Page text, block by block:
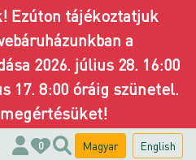
Ezúton tájékoztatjuk
a
2026. július 28. 16:00
17. 8:00 óráig szünetel.
0 Magyar English